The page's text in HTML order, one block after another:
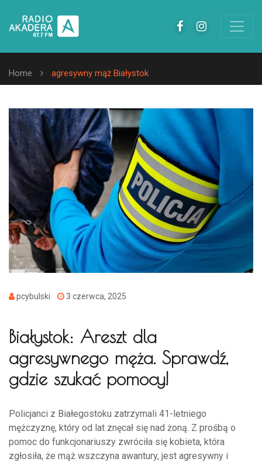
Home agresywny mąż Białystok
pcybulski 3 czerwca, 2025
Białystok: Areszt dla
agresywnego męża. Sprawdź,
gdzie szukać pomocy!
Policjanci z Białegostoku zatrzymali 41-letniego
mężczyznę, który od lat znęcał się nad żoną. Z prośbą o
pomoc do funkcjonariuszy zwróciła się kobieta, która
zgłosiła, że mąż wszczyna awantury, jest agresywny i